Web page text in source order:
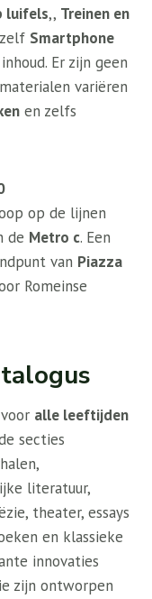
luifels,, Treinen en
Smartphone
Er zijn geen
variëren
en zelfs
op de lijnen
de Metro c. Een
van Piazza
Romeinse
alle leeftijden
secties
literatuur,
theater, essays
en klassieke
innovaties
zijn ontworpen